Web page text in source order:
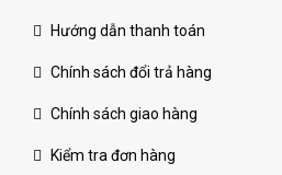
Hướng dẫn thanh toán
Chính sách đổi trả hàng
Chính sách giao hàng
Kiểm tra đơn hàng